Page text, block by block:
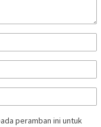
peramban ini untuk